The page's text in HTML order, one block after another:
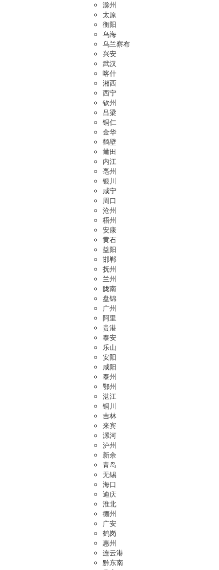
滁州
太原
衡阳
乌海
乌兰察布
兴安
武汉
喀什
湘西
西宁
钦州
吕梁
铜仁
金华
鹤壁
莆田
内江
亳州
银川
咸宁
周口
沧州
梧州
安康
黄石
益阳
邯郸
抚州
兰州
陇南
盘锦
广州
阿里
贵港
泰安
乐山
安阳
咸阳
泰州
鄂州
湛江
铜川
吉林
来宾
漯河
泸州
新余
青岛
无锡
海口
迪庆
淮北
德州
广安
鹤岗
惠州
连云港
黔东南